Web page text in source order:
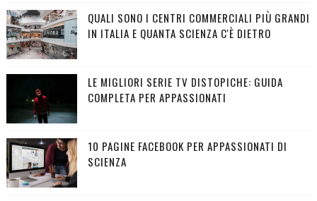
QUALI SONO I CENTRI COMMERCIALI PIÙ GRANDI
IN ITALIA E QUANTA SCIENZA C'È DIETRO
LE MIGLIORI SERIE TV DISTOPICHE: GUIDA
COMPLETA PER APPASSIONATI
10 PAGINE FACEBOOK PER APPASSIONATI DI
SCIENZA